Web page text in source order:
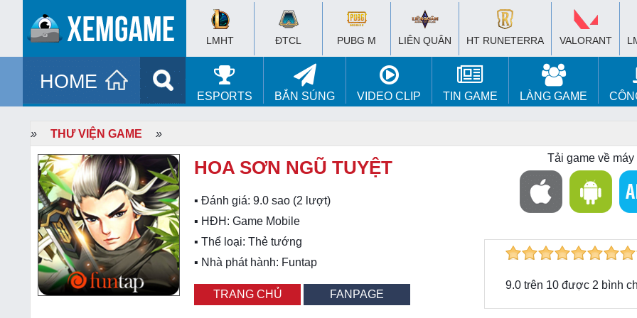
LMHT ĐTCL PUBG M LIÊN QUÂN HT RUNETERRA VALORANT
HOME
ESPORTS BẮN SÚNG VIDEO CLIP TIN GAME LÀNG GAME
» THƯ VIỆN GAME
»
Tải game về máy
HOA SƠN NGŨ TUYỆT
▪ Đánh giá: 9.0 sao (2 lượt)
▪ HĐH: Game Mobile
▪ Thể loại: Thẻ tướng
▪ Nhà phát hành: Funtap
TRANG CHỦ FANPAGE
9.0 trên 10 được 2 bình